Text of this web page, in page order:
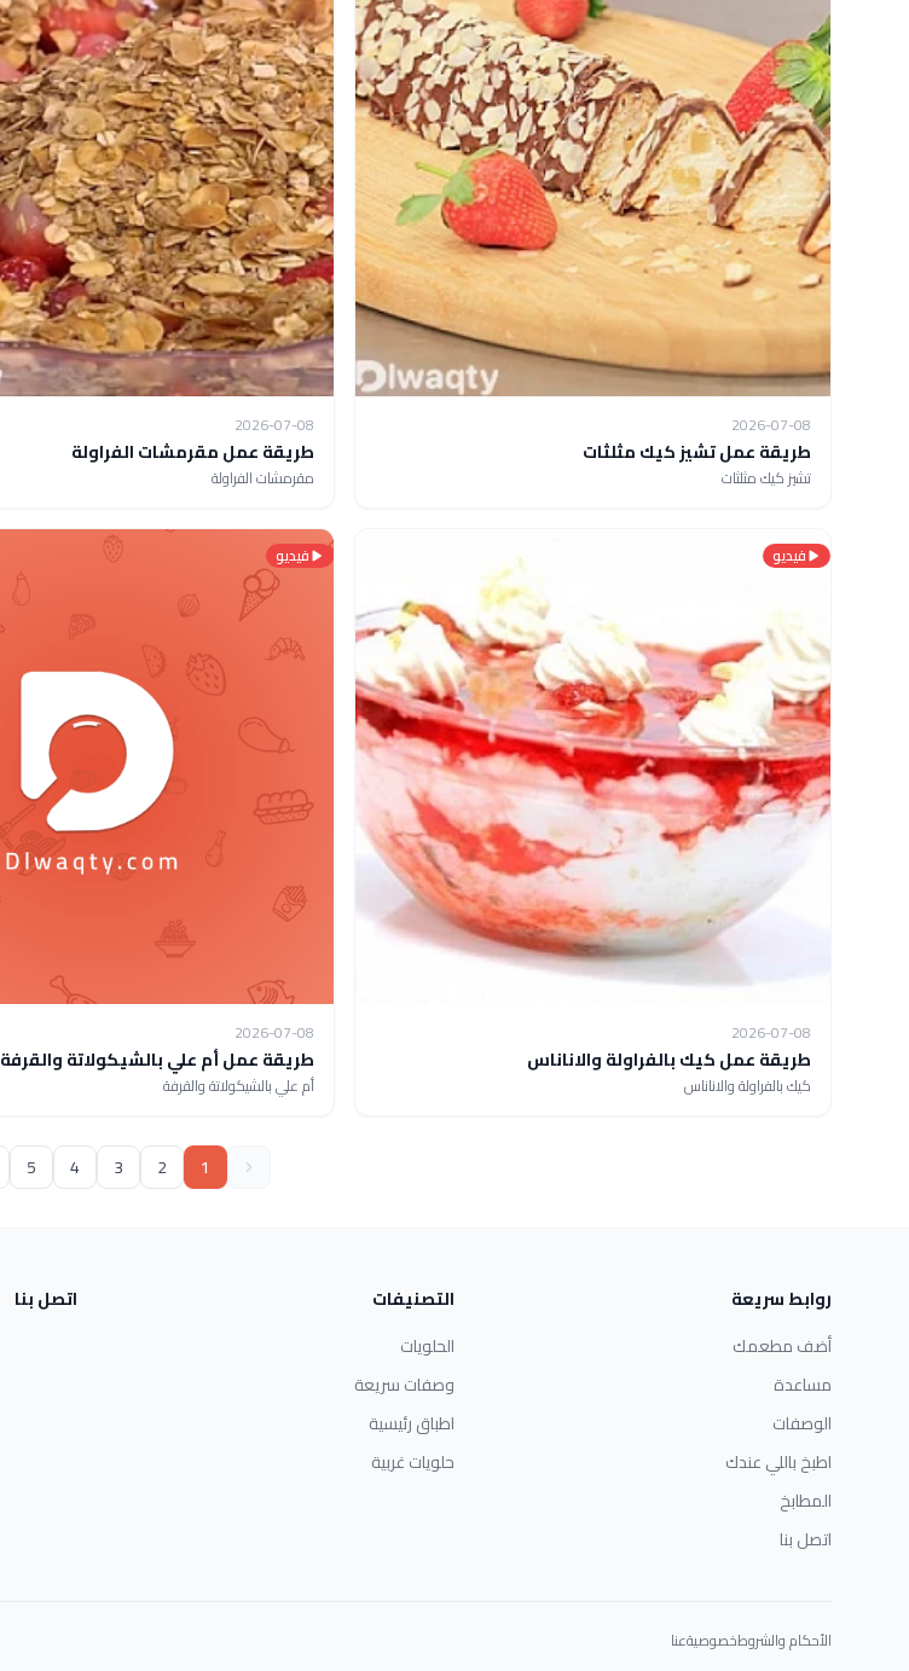
2026-07-08
طريقة عمل تشيز كيك مثلثات
تشيز كيك مثلثات
2026-07-08
طريقة عمل مقرمشات الفراولة
مقرمشات الفراولة
فيديو
2026-07-08
طريقة عمل كيك بالفراولة والاناناس
كيك بالفراولة والاناناس
فيديو
2026-07-08
طريقة عمل أم علي بالشيكولاتة والقرفة
أم علي بالشيكولاتة والقرفة
1
2
3
4
5
روابط سريعة
أضف مطعمك
مساعدة
الوصفات
اطبخ باللي عندك
المطابخ
اتصل بنا
التصنيفات
الحلويات
وصفات سريعة
اطباق رئيسية
حلويات غربية
اتصل بنا
الأحكام والشروطخصوصيةعنا